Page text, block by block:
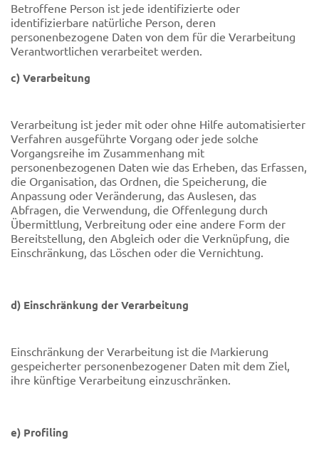
Betroffene Person ist jede identifizierte oder
identifizierbare natürliche Person, deren
personenbezogene Daten von dem für die Verarbeitung
Verantwortlichen verarbeitet werden.
c) Verarbeitung
Verarbeitung ist jeder mit oder ohne Hilfe automatisierter
Verfahren ausgeführte Vorgang oder jede solche
Vorgangsreihe im Zusammenhang mit
personenbezogenen Daten wie das Erheben, das Erfassen,
die Organisation, das Ordnen, die Speicherung, die
Anpassung oder Veränderung, das Auslesen, das
Abfragen, die Verwendung, die Offenlegung durch
Übermittlung, Verbreitung oder eine andere Form der
Bereitstellung, den Abgleich oder die Verknüpfung, die
Einschränkung, das Löschen oder die Vernichtung.
d) Einschränkung der Verarbeitung
Einschränkung der Verarbeitung ist die Markierung
gespeicherter personenbezogener Daten mit dem Ziel,
ihre künftige Verarbeitung einzuschränken.
e) Profiling